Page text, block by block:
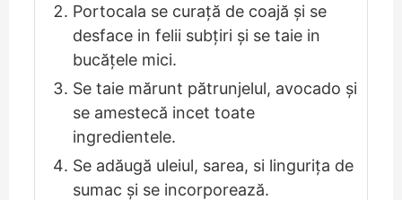
Portocala se curață de coajă și se
desface in felii subțiri și se taie in
bucățele mici.
Se taie mărunt pătrunjelul, avocado și
se amestecă incet toate
ingredientele.
Se adăugă uleiul, sarea, si lingurița de
sumac și se incorporează.